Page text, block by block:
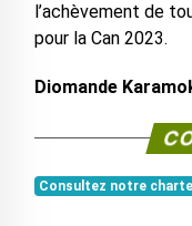
l’achèvement de
pour la Can 2023.
Diomande
Consultez notre